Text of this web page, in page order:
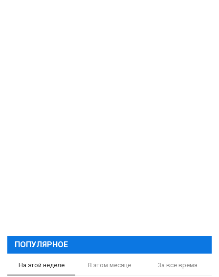
ПОПУЛЯРНОЕ
На этой неделе В этом месяце За все время